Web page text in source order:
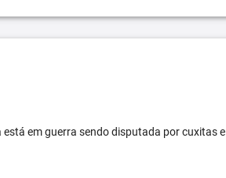
em guerra sendo disputada por cuxitas e